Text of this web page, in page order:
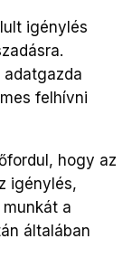
igénylés
adatgazda
felhívni
hogy az
igénylés,
a
általában